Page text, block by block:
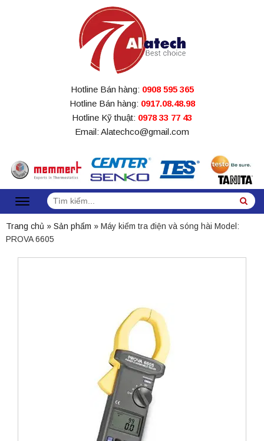
Hotline Bán hàng: 0908 595 365
Hotline Bán hàng: 0917.08.48.98
Hotline Kỹ thuật: 0978 33 77 43
Email: Alatechco@gmail.com
Tìm
kiếm:
Trang chủ » Sản phẩm » Máy kiểm tra điện và sóng hài Model:
PROVA 6605